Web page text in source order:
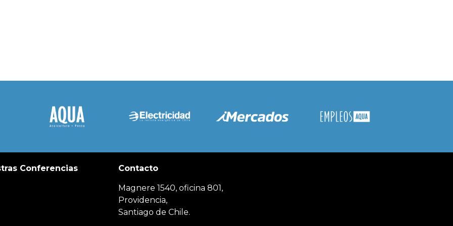
Conferencias Contacto
Magnere 1540, oficina 801,
Providencia,
Santiago de Chile.